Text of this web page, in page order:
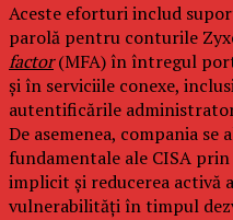
Aceste eforturi includ
parolă pentru conturile
factor(MFA) în întregul
și în serviciile conexe,
autentificările
De asemenea, compania
fundamentale ale CISA
implicit și reducerea activă
vulnerabilități în timpul